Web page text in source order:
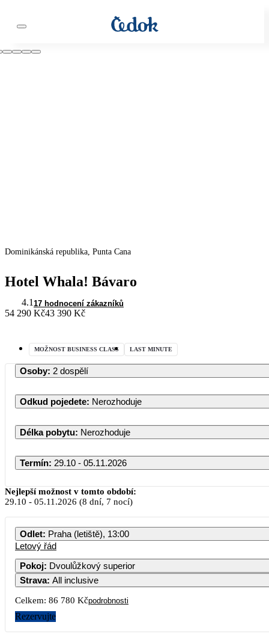
Dominikánská republika, Punta Cana
Hotel Whala! Bávaro
4.1 17 hodnocení zákazníků
54 290 Kč43 390 Kč
MOŽNOST BUSINESS CLASS LAST MINUTE
Osoby: 2 dospělí
Odkud pojedete: Nerozhoduje
Délka pobytu: Nerozhoduje
Termín: 29.10 - 05.11.2026
Říjen
PO ÚT ST ČT
Nejlepší možnost v tomto období:
29.10 - 05.11.2026 (8 dní, 7 nocí)
Odlet: Praha (letiště), 13:00
Letový řád
Pokoj: Dvoulůžkový superior
Strava: All inclusive
Celkem: 86 780 Kčpodrobnosti
Rezervujte